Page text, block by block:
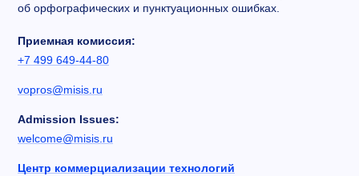
квантовой электроники и методы
rabinovich.oi@misis.ru
об орфографических и пунктуационных ошибках.
Приемная комиссия:
+7 499 649-44-80
vopros@misis.ru
Admission Issues:
welcome@misis.ru
Центр коммерциализации технологий